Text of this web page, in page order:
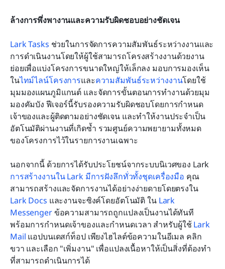
ล้างการพึ่งพางานและความรับผิดชอบอย่างชัดเจน
Lark Tasks ช่วยในการจัดการความสัมพันธ์ระหว่างงานและ
การดำเนินงานโดยให้ผู้ใช้สามารถโครงสร้างงานด้วยงาน
ย่อยเพื่อแบ่งโครงการขนาดใหญ่ให้เล็กลง มอบการมองเห็น
ในไทม์ไลน์โครงการและความสัมพันธ์ระหว่างงานโดยใช้
มุมมองแผนภูมิแกนต์ และจัดการขั้นตอนการทำงานด้วยมุม
มองคัมบัง ฟีเจอร์นี้รับรองความรับผิดชอบโดยการกำหนด
เจ้าของและผู้ติดตามอย่างชัดเจน และทำให้งานประจำเป็น
อัตโนมัติผ่านงานที่เกิดซ้ำ รวมศูนย์ความพยายามทั้งหมด
ของโครงการไว้ในรายการงานเฉพาะ
การสร้างงานใน Lark มีการฝังลึกทั่วทั้งชุดเครื่องมือ คุณ
สามารถสร้างและจัดการงานได้อย่างง่ายดายโดยตรงใน
Lark Docs และงานจะซิงค์โดยอัตโนมัติ ใน Lark
Messenger ข้อความสามารถถูกแปลงเป็นงานได้ทันที
พร้อมการกำหนดเจ้าของและกำหนดเวลา สำหรับผู้ใช้ Lark
Mail แอปบนเดสก์ท็อป เพียงไฮไลต์ข้อความในอีเมล คลิก
ขวา และเลือก "เพิ่มงาน" เพื่อแปลงเนื้อหาให้เป็นสิ่งที่ต้องทำ
ที่สามารถดำเนินการได้